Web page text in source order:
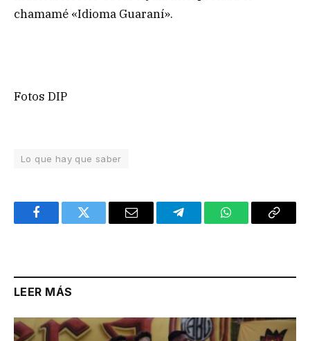
chamamé «Idioma Guaraní».
Fotos DIP
Lo que hay que saber
FacebookTwitter Email TelegramWhatsAppCopy
LEER MÁS